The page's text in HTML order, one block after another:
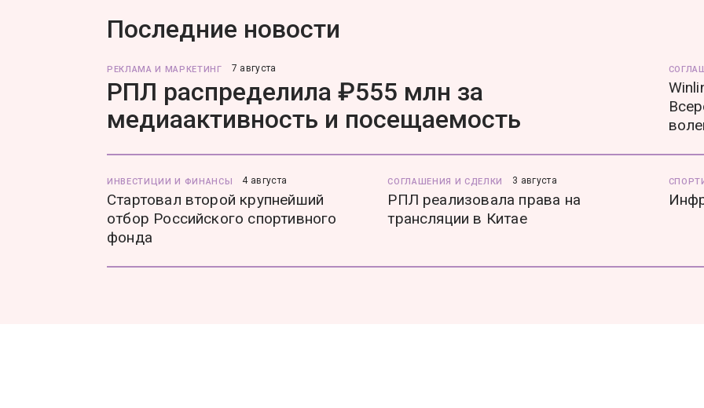
Последние новости
РЕКЛАМА И МАРКЕТИНГ 7 августа
РПЛ распределила ₽555 млн за
медиаактивность и посещаемость
ИНВЕСТИЦИИ И ФИНАНСЫ 4 августа
Стартовал второй крупнейший
отбор Российского спортивного
фонда
СОГЛАШЕНИЯ И СДЕЛКИ 3 августа
РПЛ реализовала права на
трансляции в Китае